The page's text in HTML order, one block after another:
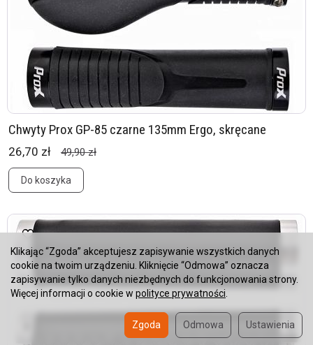
Chwyty Prox GP-85 czarne 135mm Ergo, skręcane
26,70 zł 49,90 zł
Do koszyka
Klikając “Zgoda” akceptujesz zapisywanie wszystkich danych
cookie na twoim urządzeniu. Kliknięcie “Odmowa” oznacza
zapisywanie tylko danych niezbędnych do funkcjonowania strony.
Więcej informacji o cookie w polityce prywatności
Ustawienia
Odmowa
Zgoda